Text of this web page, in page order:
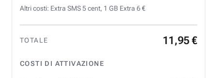
Altri costi: Extra SMS 5 cent, 1 GB Extra 6 €
TOTALE 11 ,95 €
COSTI DI ATTIVAZIONE